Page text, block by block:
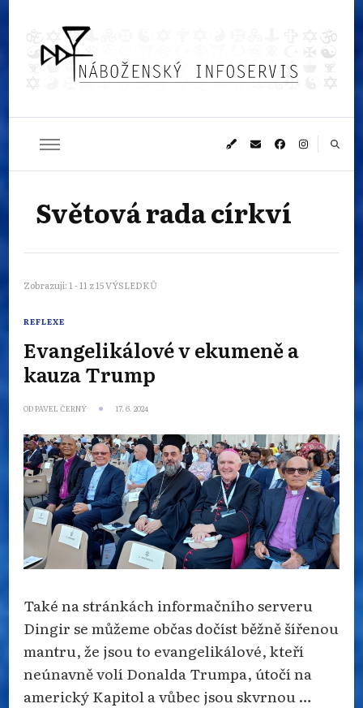
Náboženský
infoservis
Světová rada církví
Zobrazuji: 1 - 11 z 15 VÝSLEDKŮ
REFLEXE
Evangelikálové v ekumeně a
kauza Trump
ODPAVEL ČERNÝ 17. 6. 2024
Také na stránkách informačního serveru
Dingir se můžeme občas dočíst běžně šířenou
mantru, že jsou to evangelikálové, kteří
neúnavně volí Donalda Trumpa, útočí na
americký Kapitol a vůbec jsou skvrnou …